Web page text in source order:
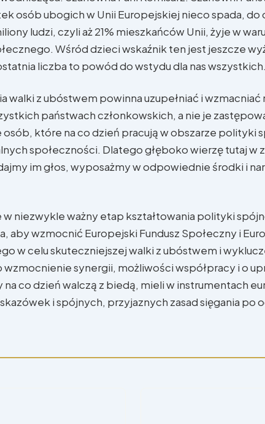
osób ubogich w Unii Europejskiej nieco spada, do
ludzi, czyli aż 21% mieszkańców Unii, żyje w
Wśród dzieci wskaźnik ten jest jeszcze
liczba to powód do wstydu dla nas wszystkich.
walki z ubóstwem powinna uzupełniać i wzmacniać
państwach członkowskich, a nie je
które na co dzień pracują w obszarze polityki
społeczności. Dlatego głęboko wierzę tutaj w
im głos, wyposażmy w odpowiednie środki i
w niezwykle ważny etap kształtowania polityki
aby wzmocnić Europejski Fundusz Społeczny i
w celu skuteczniejszej walki z ubóstwem i
synergii, możliwości współpracy i o
co dzień walczą z biedą, mieli w instrumentach
i spójnych, przyjaznych zasad sięgania po